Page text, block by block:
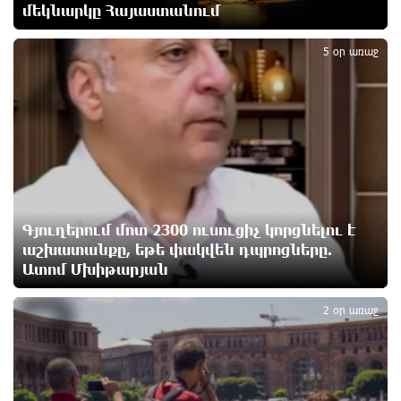
առաջարկում է պահանջարկ չունեցող
մասնագիտություններ. Ատոմ Մխիթարյան
2 ժամ առաջ
Հայրենիքը փոքրանում է մեր աչքերի առաջ․
ազգային ողբերգություն է․ Ավետիք Չալաբյան
Սամվել Կարապետյանը «ամբողջ հայության
խայտառակություն» է անվանել Ամենայն Հայոց
Կաթողիկոսի նկատմամբ դատավարությունը
3 ժամ առաջ
Մեր կրոնական զգացմունքների հետ խաղը
ունենալու է հետևանքներ․ Նարեկ Կարապետյան
3 ժամ առաջ
Ռուսաստանի հետ խնդիրները պետք է լուծել
դիվանագիտական ճանապարհով․ Նարեկ
մեկնարկը Հայաստանում
Գյուղերում մոտ 2300 ուսուցիչ կորցնելու է
աշխատանքը, եթե փակվեն դպրոցները.
Ատոմ Մխիթարյան
5 օր առաջ
2
2 օր առաջ
3